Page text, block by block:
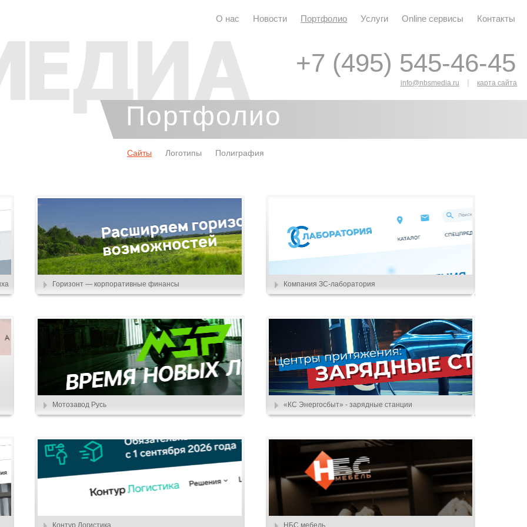
О нас Новости Портфолио Услуги Online сервисы Контакты
+7 (495) 545-46-45
+7 (495) 545-46-45
info@nbsmedia.ru | карта сайта
Портфолио
Сайты Логотипы Полиграфия
Горизонт — корпоративные финансы Компания ЗС-лаборатория
Мотозавод Русь «КС Энергосбыт» - зарядные станции
Контур.Логистика НБС мебель